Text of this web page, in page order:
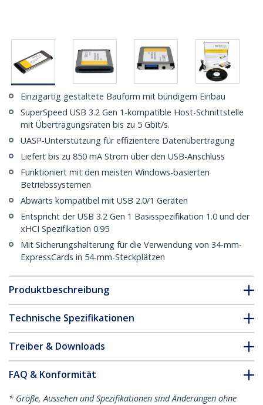
Einzigartig gestaltete Bauform mit bündigem Einbau
SuperSpeed USB 3.2 Gen 1-kompatible Host-Schnittstelle
mit Übertragungsraten bis zu 5 Gbit/s.
UASP-Unterstützung für effizientere Datenübertragung
Liefert bis zu 850 mA Strom über den USB-Anschluss
Funktioniert mit den meisten Windows-basierten
Betriebssystemen
Abwärts kompatibel mit USB 2.0/1 Geräten
Entspricht der USB 3.2 Gen 1 Basisspezifikation 1.0 und der
xHCI Spezifikation 0.95
Mit Sicherungshalterung für die Verwendung von 34-mm-
ExpressCards in 54-mm-Steckplätzen
Produktbeschreibung
Technische Spezifikationen
Treiber & Downloads
FAQ & Konformität
* Größe, Aussehen und Spezifikationen sind Änderungen ohne